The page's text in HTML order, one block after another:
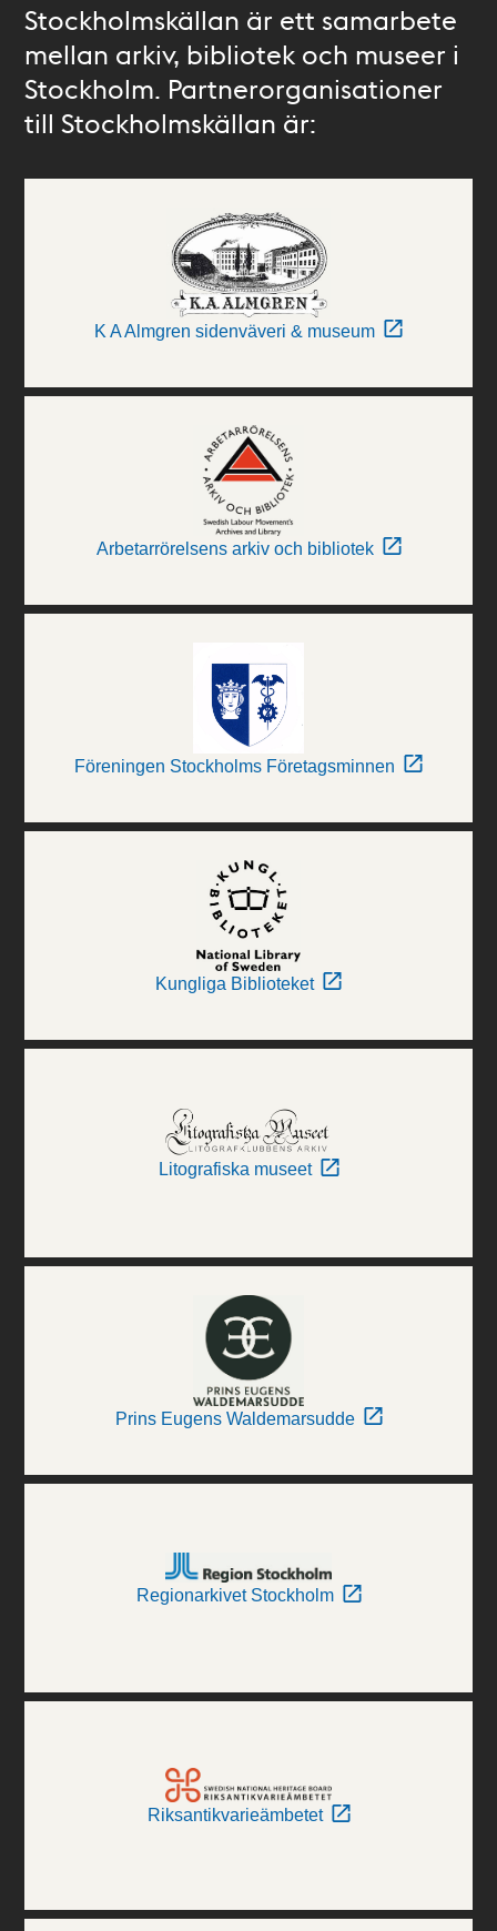
Stockholmskällan är ett samarbete
mellan arkiv, bibliotek och museer i
Stockholm. Partnerorganisationer
till Stockholmskällan är:
K A Almgren sidenväveri & museum
Arbetarrörelsens arkiv och bibliotek
Föreningen Stockholms Företagsminnen
Kungliga Biblioteket
Litografiska museet
Prins Eugens Waldemarsudde
Regionarkivet Stockholm
Riksantikvarieämbetet